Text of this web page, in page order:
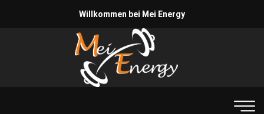
Willkommen bei Mei Energy